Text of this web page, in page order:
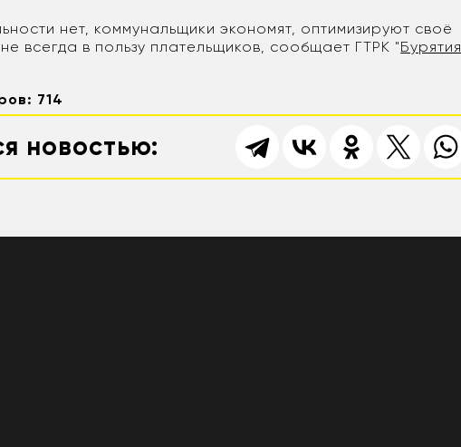
нет, коммунальщики экономят, оптимизируют своё
всегда в пользу плательщиков, сообщает ГТРК "Бурятия
714
новостью: